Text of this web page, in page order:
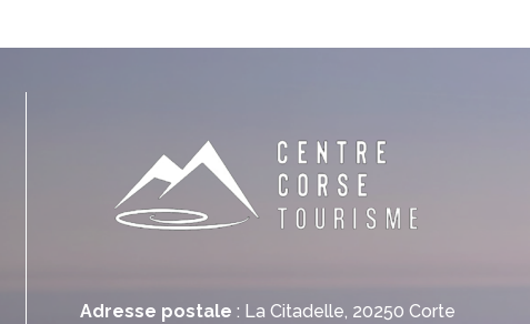
Adresse postale : La Citadelle, 20250 Corte